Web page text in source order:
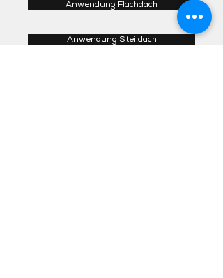
Anwendung Flachdach
Anwendung Steildach